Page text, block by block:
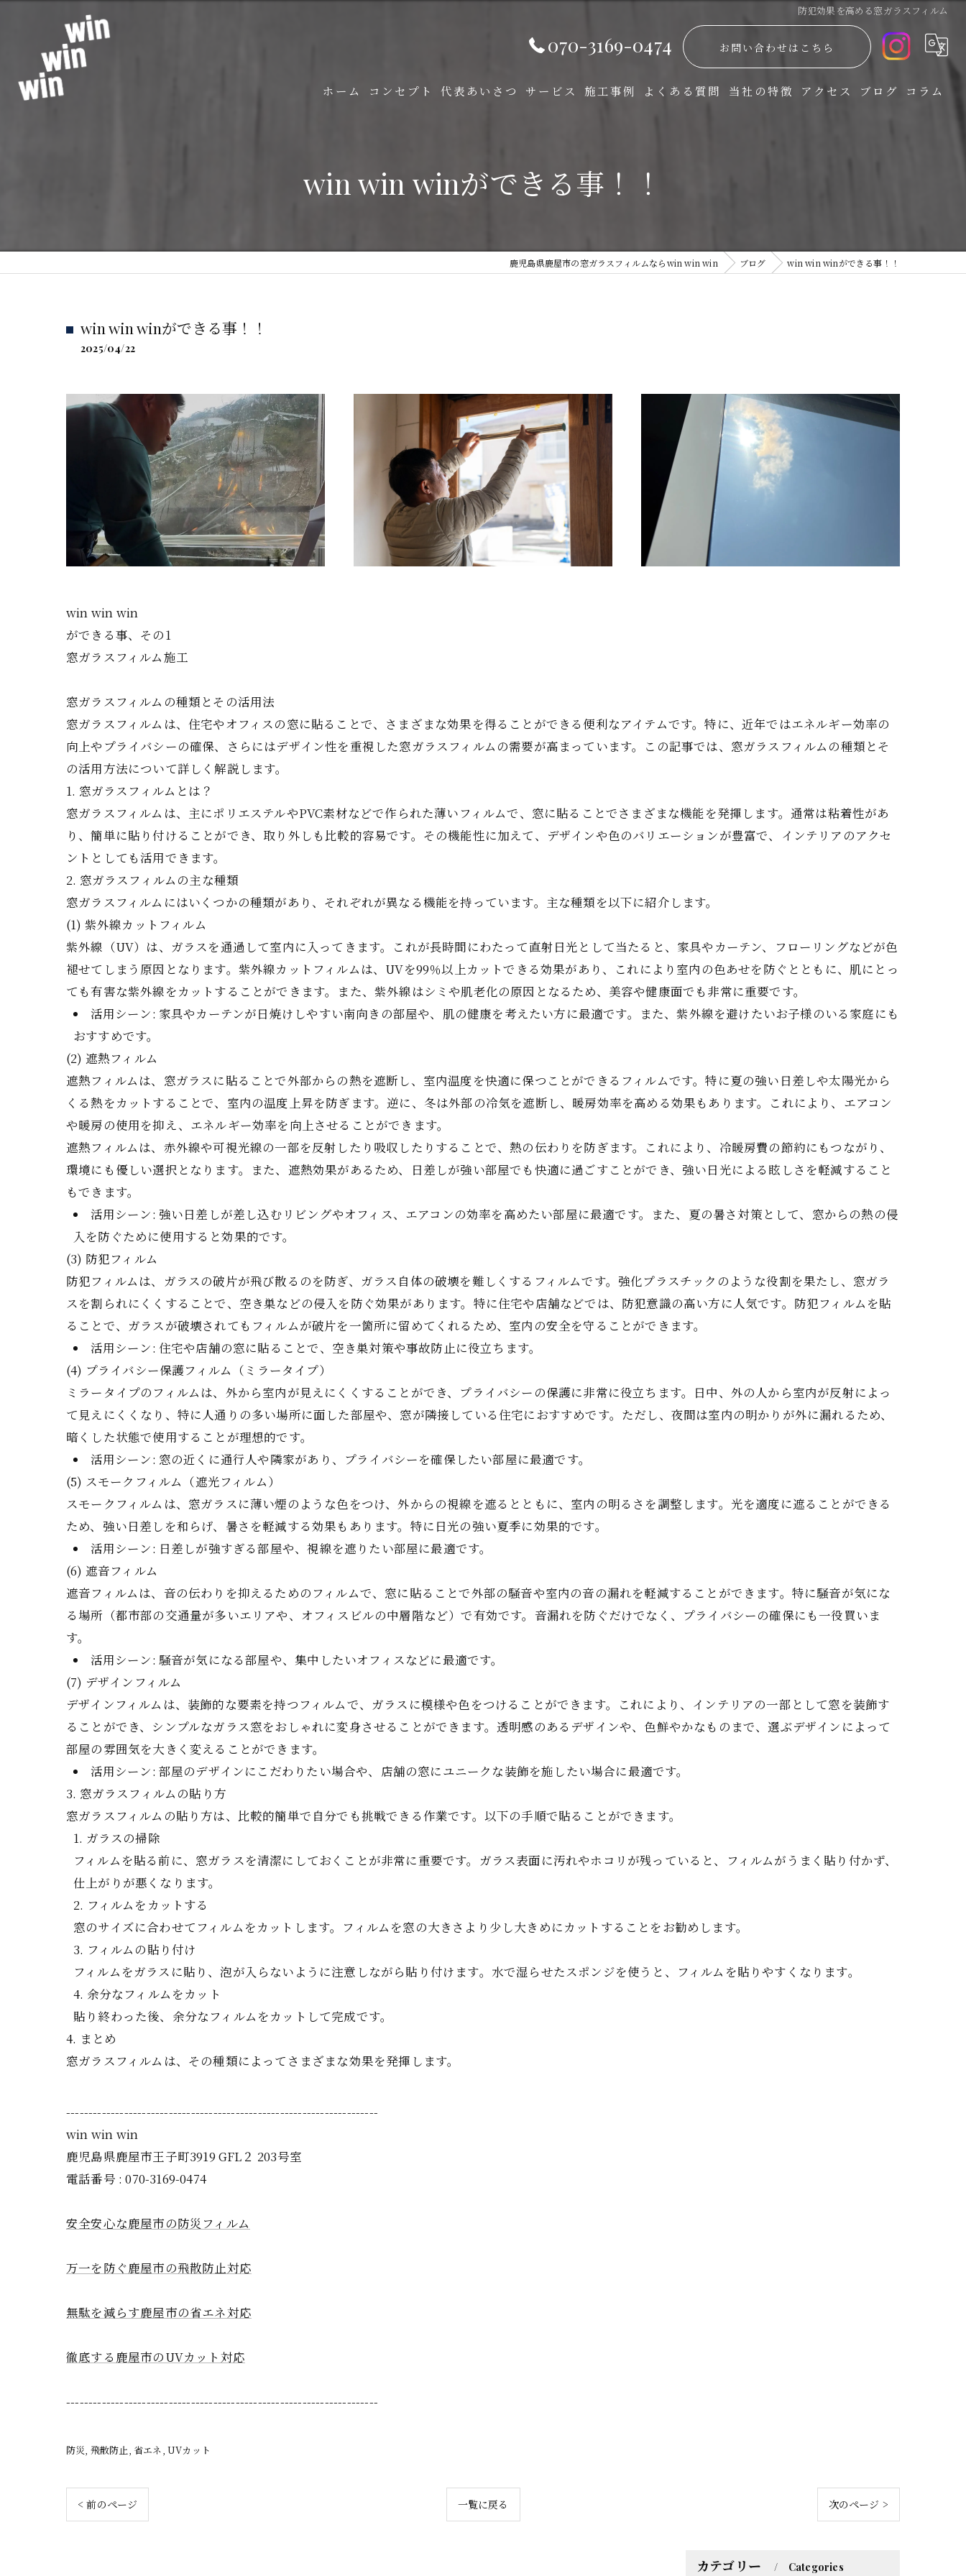
防犯効果を高める窓ガラスフィルム
070-3169-0474 お問い合わせはこちら
ホーム コンセプト 代表あいさつ サービス 施工事例 よくある質問 当社の特徴 アクセス ブログ コラム
win win winができる事！！
鹿児島県鹿屋市の窓ガラスフィルムならwin win win ブログ win win winができる事！！
win win winができる事！！
2025/04/22
win win win
ができる事、その1
窓ガラスフィルム施工
窓ガラスフィルムの種類とその活用法
窓ガラスフィルムは、住宅やオフィスの窓に貼ることで、さまざまな効果を得ることができる便利なアイテムです。特に、近年ではエネルギー効率の
向上やプライバシーの確保、さらにはデザイン性を重視した窓ガラスフィルムの需要が高まっています。この記事では、窓ガラスフィルムの種類とそ
の活用方法について詳しく解説します。
1. 窓ガラスフィルムとは？
窓ガラスフィルムは、主にポリエステルやPVC素材などで作られた薄いフィルムで、窓に貼ることでさまざまな機能を発揮します。通常は粘着性があ
り、簡単に貼り付けることができ、取り外しも比較的容易です。その機能性に加えて、デザインや色のバリエーションが豊富で、インテリアのアクセ
ントとしても活用できます。
2. 窓ガラスフィルムの主な種類
窓ガラスフィルムにはいくつかの種類があり、それぞれが異なる機能を持っています。主な種類を以下に紹介します。
(1) 紫外線カットフィルム
紫外線（UV）は、ガラスを通過して室内に入ってきます。これが長時間にわたって直射日光として当たると、家具やカーテン、フローリングなどが色
褪せてしまう原因となります。紫外線カットフィルムは、UVを99％以上カットできる効果があり、これにより室内の色あせを防ぐとともに、肌にとっ
ても有害な紫外線をカットすることができます。また、紫外線はシミや肌老化の原因となるため、美容や健康面でも非常に重要です。
活用シーン: 家具やカーテンが日焼けしやすい南向きの部屋や、肌の健康を考えたい方に最適です。また、紫外線を避けたいお子様のいる家庭にも
おすすめです。
(2) 遮熱フィルム
遮熱フィルムは、窓ガラスに貼ることで外部からの熱を遮断し、室内温度を快適に保つことができるフィルムです。特に夏の強い日差しや太陽光から
くる熱をカットすることで、室内の温度上昇を防ぎます。逆に、冬は外部の冷気を遮断し、暖房効率を高める効果もあります。これにより、エアコン
や暖房の使用を抑え、エネルギー効率を向上させることができます。
遮熱フィルムは、赤外線や可視光線の一部を反射したり吸収したりすることで、熱の伝わりを防ぎます。これにより、冷暖房費の節約にもつながり、
環境にも優しい選択となります。また、遮熱効果があるため、日差しが強い部屋でも快適に過ごすことができ、強い日光による眩しさを軽減すること
もできます。
活用シーン: 強い日差しが差し込むリビングやオフィス、エアコンの効率を高めたい部屋に最適です。また、夏の暑さ対策として、窓からの熱の侵
入を防ぐために使用すると効果的です。
(3) 防犯フィルム
防犯フィルムは、ガラスの破片が飛び散るのを防ぎ、ガラス自体の破壊を難しくするフィルムです。強化プラスチックのような役割を果たし、窓ガラ
スを割られにくくすることで、空き巣などの侵入を防ぐ効果があります。特に住宅や店舗などでは、防犯意識の高い方に人気です。防犯フィルムを貼
ることで、ガラスが破壊されてもフィルムが破片を一箇所に留めてくれるため、室内の安全を守ることができます。
活用シーン: 住宅や店舗の窓に貼ることで、空き巣対策や事故防止に役立ちます。
(4) プライバシー保護フィルム（ミラータイプ）
ミラータイプのフィルムは、外から室内が見えにくくすることができ、プライバシーの保護に非常に役立ちます。日中、外の人から室内が反射によっ
て見えにくくなり、特に人通りの多い場所に面した部屋や、窓が隣接している住宅におすすめです。ただし、夜間は室内の明かりが外に漏れるため、
暗くした状態で使用することが理想的です。
活用シーン: 窓の近くに通行人や隣家があり、プライバシーを確保したい部屋に最適です。
(5) スモークフィルム（遮光フィルム）
スモークフィルムは、窓ガラスに薄い煙のような色をつけ、外からの視線を遮るとともに、室内の明るさを調整します。光を適度に遮ることができる
ため、強い日差しを和らげ、暑さを軽減する効果もあります。特に日光の強い夏季に効果的です。
活用シーン: 日差しが強すぎる部屋や、視線を遮りたい部屋に最適です。
(6) 遮音フィルム
遮音フィルムは、音の伝わりを抑えるためのフィルムで、窓に貼ることで外部の騒音や室内の音の漏れを軽減することができます。特に騒音が気にな
る場所（都市部の交通量が多いエリアや、オフィスビルの中層階など）で有効です。音漏れを防ぐだけでなく、プライバシーの確保にも一役買いま
す。
活用シーン: 騒音が気になる部屋や、集中したいオフィスなどに最適です。
(7) デザインフィルム
デザインフィルムは、装飾的な要素を持つフィルムで、ガラスに模様や色をつけることができます。これにより、インテリアの一部として窓を装飾す
ることができ、シンプルなガラス窓をおしゃれに変身させることができます。透明感のあるデザインや、色鮮やかなものまで、選ぶデザインによって
部屋の雰囲気を大きく変えることができます。
活用シーン: 部屋のデザインにこだわりたい場合や、店舗の窓にユニークな装飾を施したい場合に最適です。
3. 窓ガラスフィルムの貼り方
窓ガラスフィルムの貼り方は、比較的簡単で自分でも挑戦できる作業です。以下の手順で貼ることができます。
ガラスの掃除
フィルムを貼る前に、窓ガラスを清潔にしておくことが非常に重要です。ガラス表面に汚れやホコリが残っていると、フィルムがうまく貼り付かず、
仕上がりが悪くなります。
フィルムをカットする
窓のサイズに合わせてフィルムをカットします。フィルムを窓の大きさより少し大きめにカットすることをお勧めします。
フィルムの貼り付け
フィルムをガラスに貼り、泡が入らないように注意しながら貼り付けます。水で湿らせたスポンジを使うと、フィルムを貼りやすくなります。
余分なフィルムをカット
貼り終わった後、余分なフィルムをカットして完成です。
4. まとめ
窓ガラスフィルムは、その種類によってさまざまな効果を発揮します。
----------------------------------------------------------------------
win win win
鹿児島県鹿屋市王子町3919 GFL２ 203号室
電話番号 : 070-3169-0474
安全安心な鹿屋市の防災フィルム
万一を防ぐ鹿屋市の飛散防止対応
無駄を減らす鹿屋市の省エネ対応
徹底する鹿屋市のUVカット対応
----------------------------------------------------------------------
防災 飛散防止 省エネ UVカット
< 前のページ 一覧に戻る 次のページ >
カテゴリー Categories